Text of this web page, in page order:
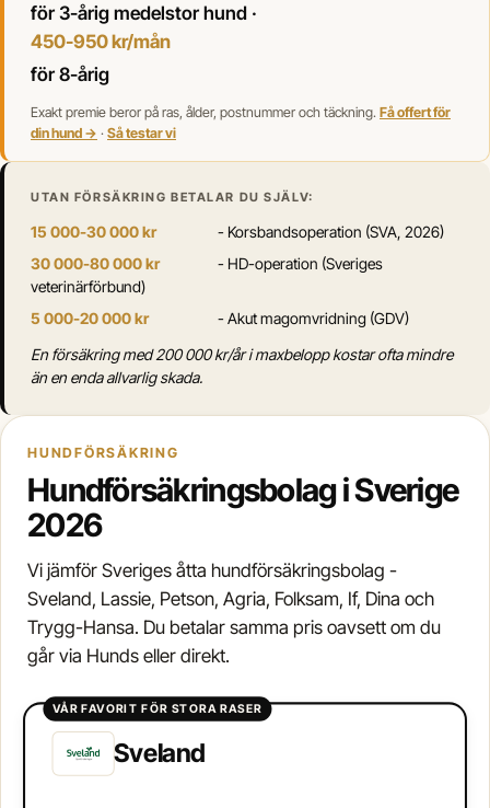
för 3-årig medelstor hund ·
450-950 kr/mån
för 8-årig
Exakt premie beror på ras, ålder, postnummer och täckning. Få offert för
din hund → · Så testar vi
UTAN FÖRSÄKRING BETALAR DU SJÄLV:
15 000-30 000 kr
- Korsbandsoperation (SVA, 2026)
30 000-80 000 kr
- HD-operation (Sveriges
veterinärförbund)
5 000-20 000 kr
- Akut magomvridning (GDV)
En försäkring med 200 000 kr/år i maxbelopp kostar ofta mindre
än en enda allvarlig skada.
HUNDFÖRSÄKRING
Hundförsäkringsbolag i Sverige
2026
Vi jämför Sveriges åtta hundförsäkringsbolag -
Sveland, Lassie, Petson, Agria, Folksam, If, Dina och
Trygg-Hansa. Du betalar samma pris oavsett om du
går via Hunds eller direkt.
VÅR FAVORIT FÖR STORA RASER
Sveland